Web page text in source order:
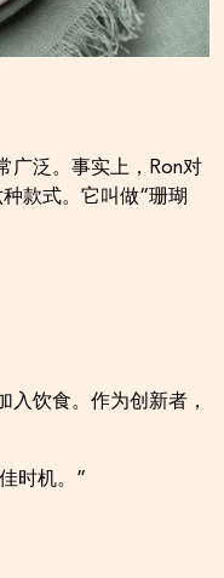
广泛。事实上，Ron对
款式。它叫做“珊瑚
饮食。作为创新者，
时机。”